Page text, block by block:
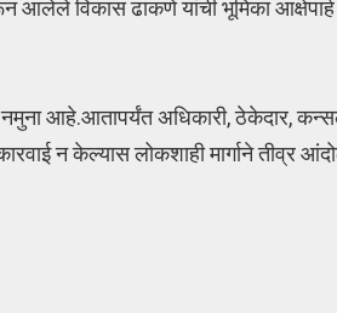
आलेले विकास ढाकणे यांची भूमिका
आहे.आतापर्यंत अधिकारी, ठेकेदार,
न केल्यास लोकशाही मार्गाने तीव्र